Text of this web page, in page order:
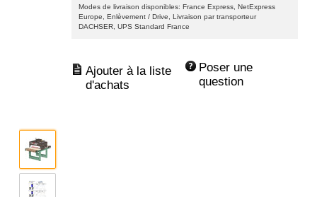
Modes de livraison disponibles: France Express, NetExpress
Europe, Enlèvement / Drive, Livraison par transporteur
DACHSER, UPS Standard France
Poser une
question